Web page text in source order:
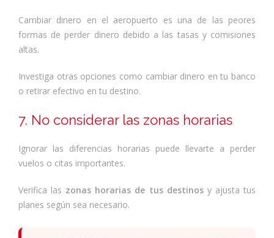
Cambiar dinero en el aeropuerto es una de las peores
formas de perder dinero debido a las tasas y comisiones
altas.
Investiga otras opciones como cambiar dinero en tu banco
o retirar efectivo en tu destino.
7. No considerar las zonas horarias
Ignorar las diferencias horarias puede llevarte a perder
vuelos o citas importantes.
Verifica las zonas horarias de tus destinosy ajusta tus
planes según sea necesario.